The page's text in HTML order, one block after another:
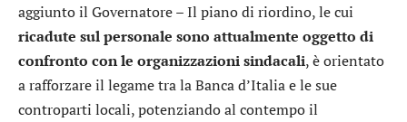
aggiunto il Governatore – Il piano di riordino, le cui
ricadute sul personale sono attualmente oggetto di
confronto con le organizzazioni sindacali, è orientato
a rafforzare il legame tra la Banca d’Italia e le sue
controparti locali, potenziando al contempo il